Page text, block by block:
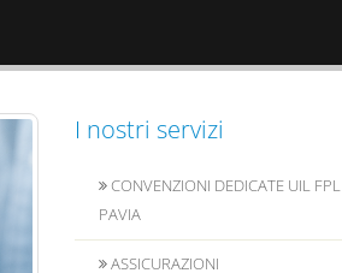
I nostri servizi
CONVENZIONI DEDICATE UIL FPL
PAVIA
ASSICURAZIONI